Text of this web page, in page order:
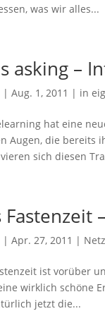
was wir alles...
asking –
| Aug. 1, 2011 | in
hat eine
Augen, die bereits
sich diesen
| Apr. 27, 2011 |
ist vorüber
wirklich schöne
jetzt die...